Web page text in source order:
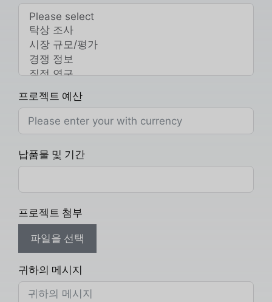
프로젝트 예산
납품물 및 기간
프로젝트 첨부
파일을 선택
귀하의 메시지